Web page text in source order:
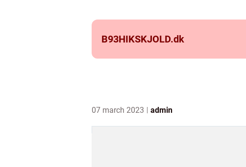
B93HIKSKJOLD.dk
07 march 2023 admin